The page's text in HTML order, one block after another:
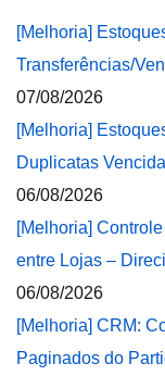
[Melhoria]
Transferências/
07/08/2026
[Melhoria]
Duplicatas
06/08/2026
[Melhoria]
entre Lojas –
06/08/2026
[Melhoria] CRM:
Paginados do